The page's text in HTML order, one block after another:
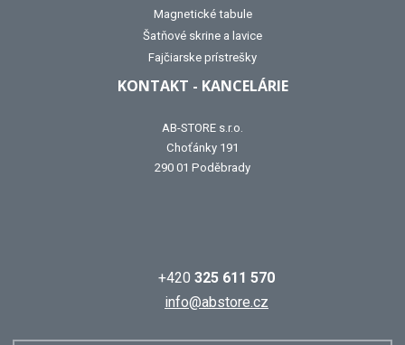
Magnetické tabule
Šatňové skrine a lavice
Fajčiarske prístrešky
KONTAKT - KANCELÁRIE
AB-STORE s.r.o.
Choťánky 191
290 01 Poděbrady
+420 325 611 570
info@abstore.cz